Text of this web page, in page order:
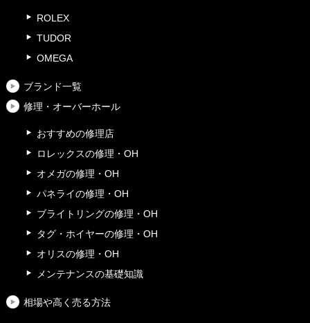
ROLEX
TUDOR
OMEGA
ブランド一覧
修理・オーバーホール
おすすめの修理店
ロレックスの修理・OH
オメガの修理・OH
パネライの修理・OH
ブライトリングの修理・OH
タグ・ホイヤーの修理・OH
オリスの修理・OH
メンテナンスの基礎知識
相場や高く売る方法